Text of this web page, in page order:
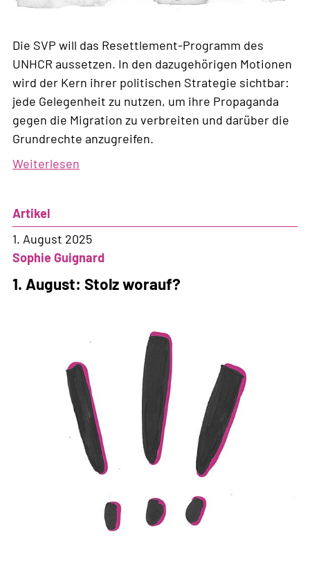
Die SVP will das Resettlement-Programm des
UNHCR aussetzen. In den dazugehörigen Motionen
wird der Kern ihrer politischen Strategie sichtbar:
jede Gelegenheit zu nutzen, um ihre Propaganda
gegen die Migration zu verbreiten und darüber die
Grundrechte anzugreifen.
Weiterlesen
das
Parlament
als
Werkzeug
Desinformation
Artikel
1. August 2025
Sophie Guignard
1. August: Stolz worauf?